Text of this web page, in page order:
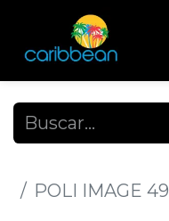
POLI IMAGE